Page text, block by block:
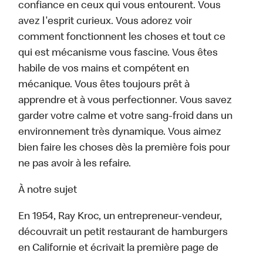
confiance en ceux qui vous entourent. Vous
avez l'esprit curieux. Vous adorez voir
comment fonctionnent les choses et tout ce
qui est mécanisme vous fascine. Vous êtes
habile de vos mains et compétent en
mécanique. Vous êtes toujours prêt à
apprendre et à vous perfectionner. Vous savez
garder votre calme et votre sang-froid dans un
environnement très dynamique. Vous aimez
bien faire les choses dès la première fois pour
ne pas avoir à les refaire.
À notre sujet
En 1954, Ray Kroc, un entrepreneur-vendeur,
découvrait un petit restaurant de hamburgers
en Californie et écrivait la première page de